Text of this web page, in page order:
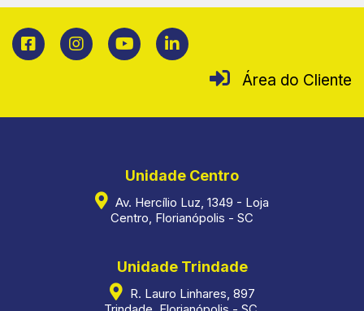
Área do Cliente
Unidade Centro
Av. Hercílio Luz, 1349 - Loja
Centro, Florianópolis - SC
Unidade Trindade
R. Lauro Linhares, 897